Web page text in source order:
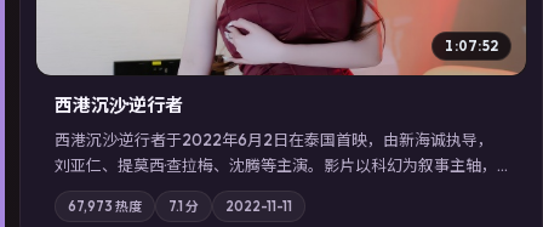
1:07:52
西港沉沙·逆行者
西港沉沙·逆行者于2022年6月2日在泰国首映，由新海诚执导，
刘亚仁、提莫西·查拉梅、沈腾等主演。影片以科幻为叙事主轴，
失踪人口档案牵出跨国灰色产业链；摄影与配乐强化地域气质；
站内亦可通过「国产免费观看高清电视剧在线看」延展检索同类
67,973 热度 7.1分 2022-11-11